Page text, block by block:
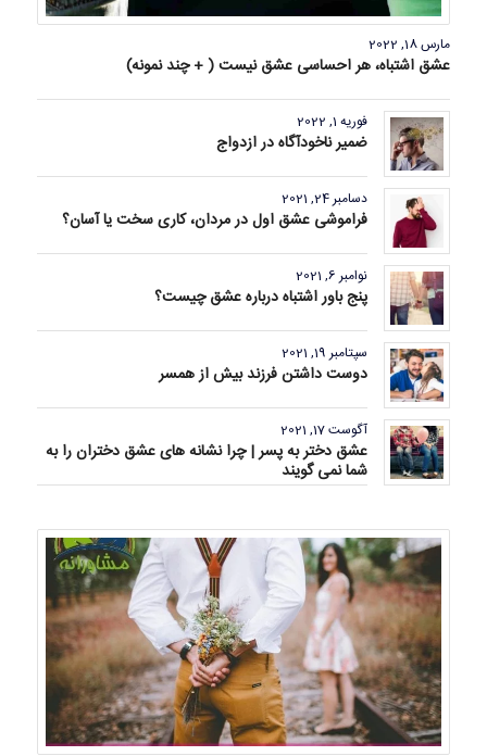
مارس 18, 2022
عشق اشتباه، هر احساسی عشق نیست ( + چند نمونه)
فوریه 1, 2022
ضمیر ناخودآگاه در ازدواج
دسامبر 24, 2021
فراموشی عشق اول در مردان، کاری سخت یا آسان؟
نوامبر 6, 2021
پنج باور اشتباه درباره عشق چیست؟
سپتامبر 19, 2021
دوست داشتن فرزند بیش از همسر
آگوست 17, 2021
عشق دختر به پسر | چرا نشانه های عشق دختران را به
شما نمی گویند